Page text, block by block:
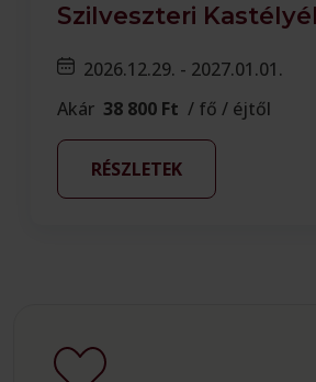
Szilveszteri
2026.12.29. - 2027.01.01.
Akár 38 800 Ft / fő / éjtől
RÉSZLETEK